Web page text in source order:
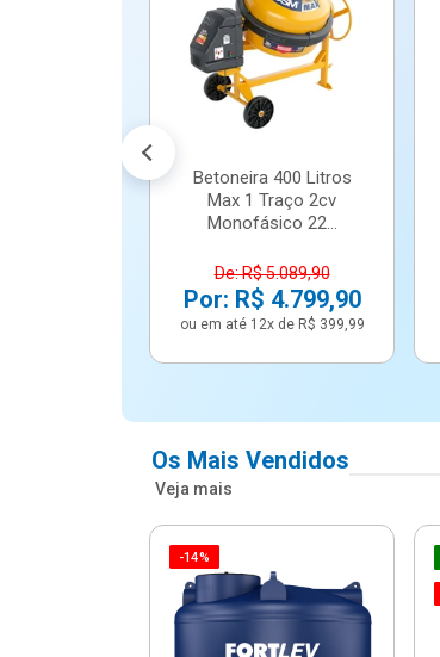
Betoneira 400 Litros
Max 1 Traço 2cv
Monofásico 22...
De: R$ 5.089,90
Por: R$ 4.799,90
ou em até 12x de R$ 399,99
Os Mais Vendidos
Veja mais
-14%